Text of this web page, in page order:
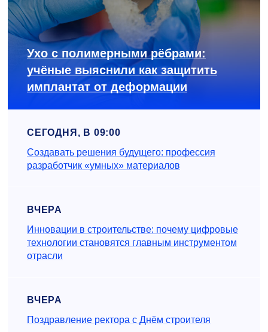
Ухо с полимерными рёбрами:
учёные выяснили как защитить
имплантат от деформации
СЕГОДНЯ, В 09:00
Создавать решения будущего: профессия
разработчик «умных» материалов
ВЧЕРА
Инновации в строительстве: почему цифровые
технологии становятся главным инструментом
отрасли
ВЧЕРА
Поздравление ректора с Днём строителя